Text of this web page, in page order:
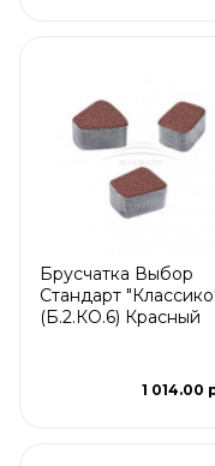
Брусчатка Выбор
Стандарт
(Б.2.КО.6) Красный
1 014.00